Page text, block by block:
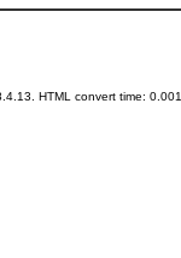
HTML convert time: